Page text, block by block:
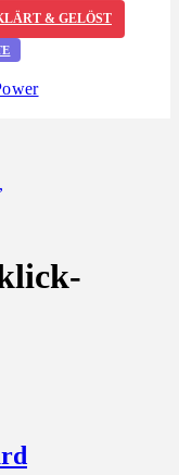
& GELÖST